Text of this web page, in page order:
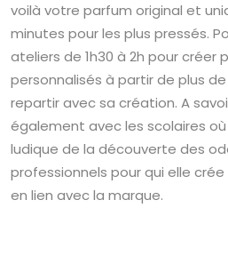
voilà votre parfum original et
minutes pour les plus pressés.
ateliers de 1h30 à 2h pour créer
personnalisés à partir de plus
repartir avec sa création. A
également avec les scolaires
ludique de la découverte des
professionnels pour qui elle
en lien avec la marque.